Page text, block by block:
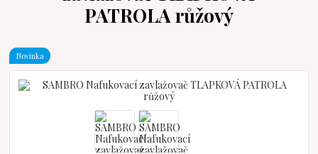
PATROLA růžový
Novinka